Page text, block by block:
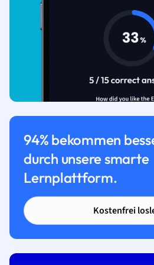
94% bekommen
durch unsere smarte
Lernplattform.
Kostenfrei